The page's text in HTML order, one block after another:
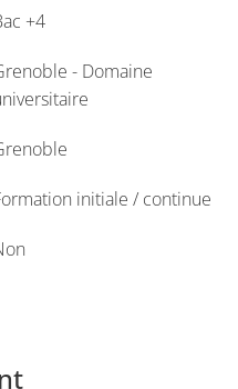
+4
- Domaine
initiale / continue